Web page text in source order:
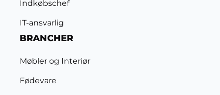
Indkøbschef
IT-ansvarlig
BRANCHER
Møbler og Interiør
Fødevare